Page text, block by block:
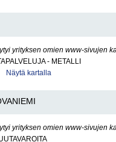
yrityksen omien www-sivujen
- METALLI
Näytä kartalla
yrityksen omien www-sivujen